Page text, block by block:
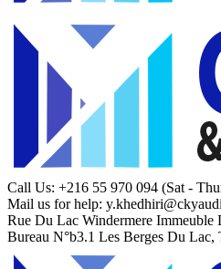
Call Us: +216 55 970 094 (Sat -
Mail us for help:
Rue Du Lac Windermere Immeuble
Bureau N°b3.1 Les Berges Du Lac,